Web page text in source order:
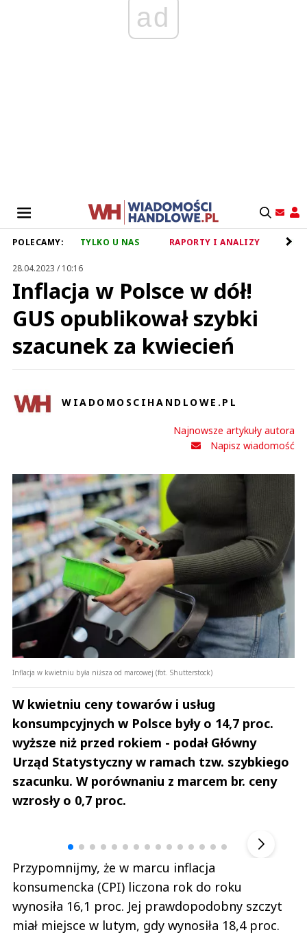
ad
POLECAMY: TYLKO U NAS RAPORTY I ANALIZY
28.04.2023 / 10:16
Inflacja w Polsce w dół!
GUS opublikował szybki
szacunek za kwiecień
WIADOMOSCIHANDLOWE.PL
Najnowsze artykuły autora
Napisz wiadomość
Inflacja w kwietniu była niższa od marcowej (fot. Shutterstock)
W kwietniu ceny towarów i usług
konsumpcyjnych w Polsce były o 14,7 proc.
wyższe niż przed rokiem - podał Główny
Urząd Statystyczny w ramach tzw. szybkiego
szacunku. W porównaniu z marcem br. ceny
wzrosły o 0,7 proc.
Przypomnijmy, że w marcu inflacja
konsumencka (CPI) liczona rok do roku
wynosiła 16,1 proc. Jej prawdopodobny szczyt
miał miejsce w lutym, gdy wynosiła 18,4 proc.